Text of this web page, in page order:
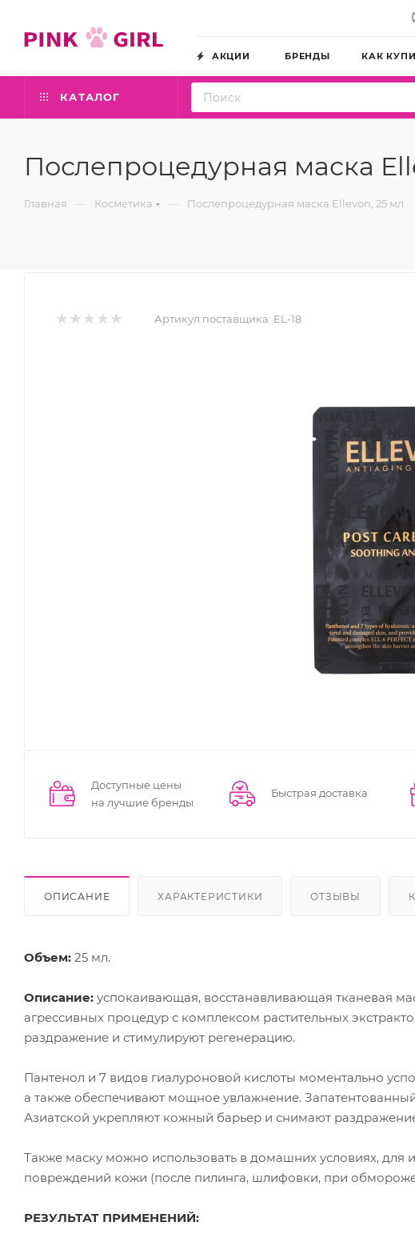
АКЦИИ БРЕНДЫ КАК
КАТАЛОГ
Послепроцедурная маска
Главная — Косметика — Послепроцедурная маска Ellevon, 25 мл
Артикул поставщика: EL-18
Доступные цены
на лучшие бренды
Быстрая доставка
ОПИСАНИЕ ХАРАКТЕРИСТИКИ ОТЗЫВЫ
Объем: 25 мл.
Описание: успокаивающая, восстанавливающая тканевая
агрессивных процедур с комплексом растительных
раздражение и стимулируют регенерацию.
Пантенол и 7 видов гиалуроновой кислоты моментально
а также обеспечивают мощное увлажнение.
Азиатской укрепляют кожный барьер и снимают
Также маску можно использовать в домашних условиях, для
повреждений кожи (после пилинга, шлифовки, при
РЕЗУЛЬТАТ ПРИМЕНЕНИЙ: